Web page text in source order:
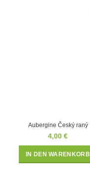
Aubergine Český raný
4,00 €
IN DEN WARENKORB